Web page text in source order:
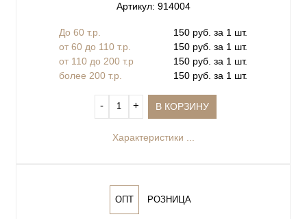
Артикул: 914004
До 60 т.р.
150 руб. за 1 шт.
от 60 до 110 т.р.
150 руб. за 1 шт.
от 110 до 200 т.р
150 руб. за 1 шт.
более 200 т.р.
150 руб. за 1 шт.
‐ + В КОРЗИНУ
Характеристики ...
ОПТ РОЗНИЦА